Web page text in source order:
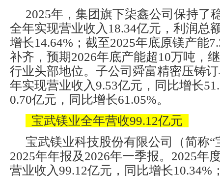
2025年，集团旗下柒鑫公司保持了
全年实现营业收入18.34亿元，利润总
增长14.64%；截至2025年底原镁产能
补齐，预期2026年底产能超10万吨，
行业头部地位。子公司舜富精密压铸
年实现营业收入9.53亿元，同比增长
0.70亿元，同比增长61.05%。
宝武镁业全年营收99.12亿元
宝武镁业科技股份有限公司（简称“
2025年年报及2026年一季报。2025年
营业收入99.12亿元，同比增长10.34%